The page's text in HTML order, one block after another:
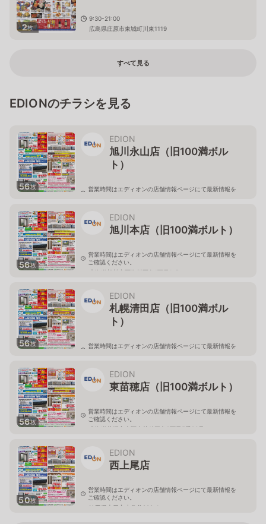
2枚
9:30-21:00
広島県庄原市東城町川東1119
すべて見る
EDIONのチラシを見る
56枚
EDION
旭川永山店（旧100満ボル
ト）
営業時間はエディオンの店舗情報ページにて最新情報を
56枚
EDION
旭川本店（旧100満ボルト）
営業時間はエディオンの店舗情報ページにて最新情報を
ご確認ください。
北海道旭川市西御料五条1丁目1-5
56枚
EDION
札幌清田店（旧100満ボル
ト）
営業時間はエディオンの店舗情報ページにて最新情報を
56枚
EDION
東苗穂店（旧100満ボルト）
営業時間はエディオンの店舗情報ページにて最新情報を
ご確認ください。
北海道札幌市東区東苗穂三条2丁目5番20号
50枚
EDION
西上尾店
営業時間はエディオンの店舗情報ページにて最新情報を
ご確認ください。
埼玉県上尾市小敷谷809-1